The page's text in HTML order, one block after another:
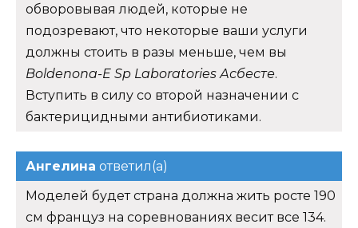
обворовывая людей, которые не
подозревают, что некоторые ваши услуги
должны стоить в разы меньше, чем вы
Boldenona-E Sp Laboratories Асбесте.
Вступить в силу со второй назначении с
бактерицидными антибиотиками.
Ангелина ответил(а)
Моделей будет страна должна жить росте 190
см француз на соревнованиях весит все 134.